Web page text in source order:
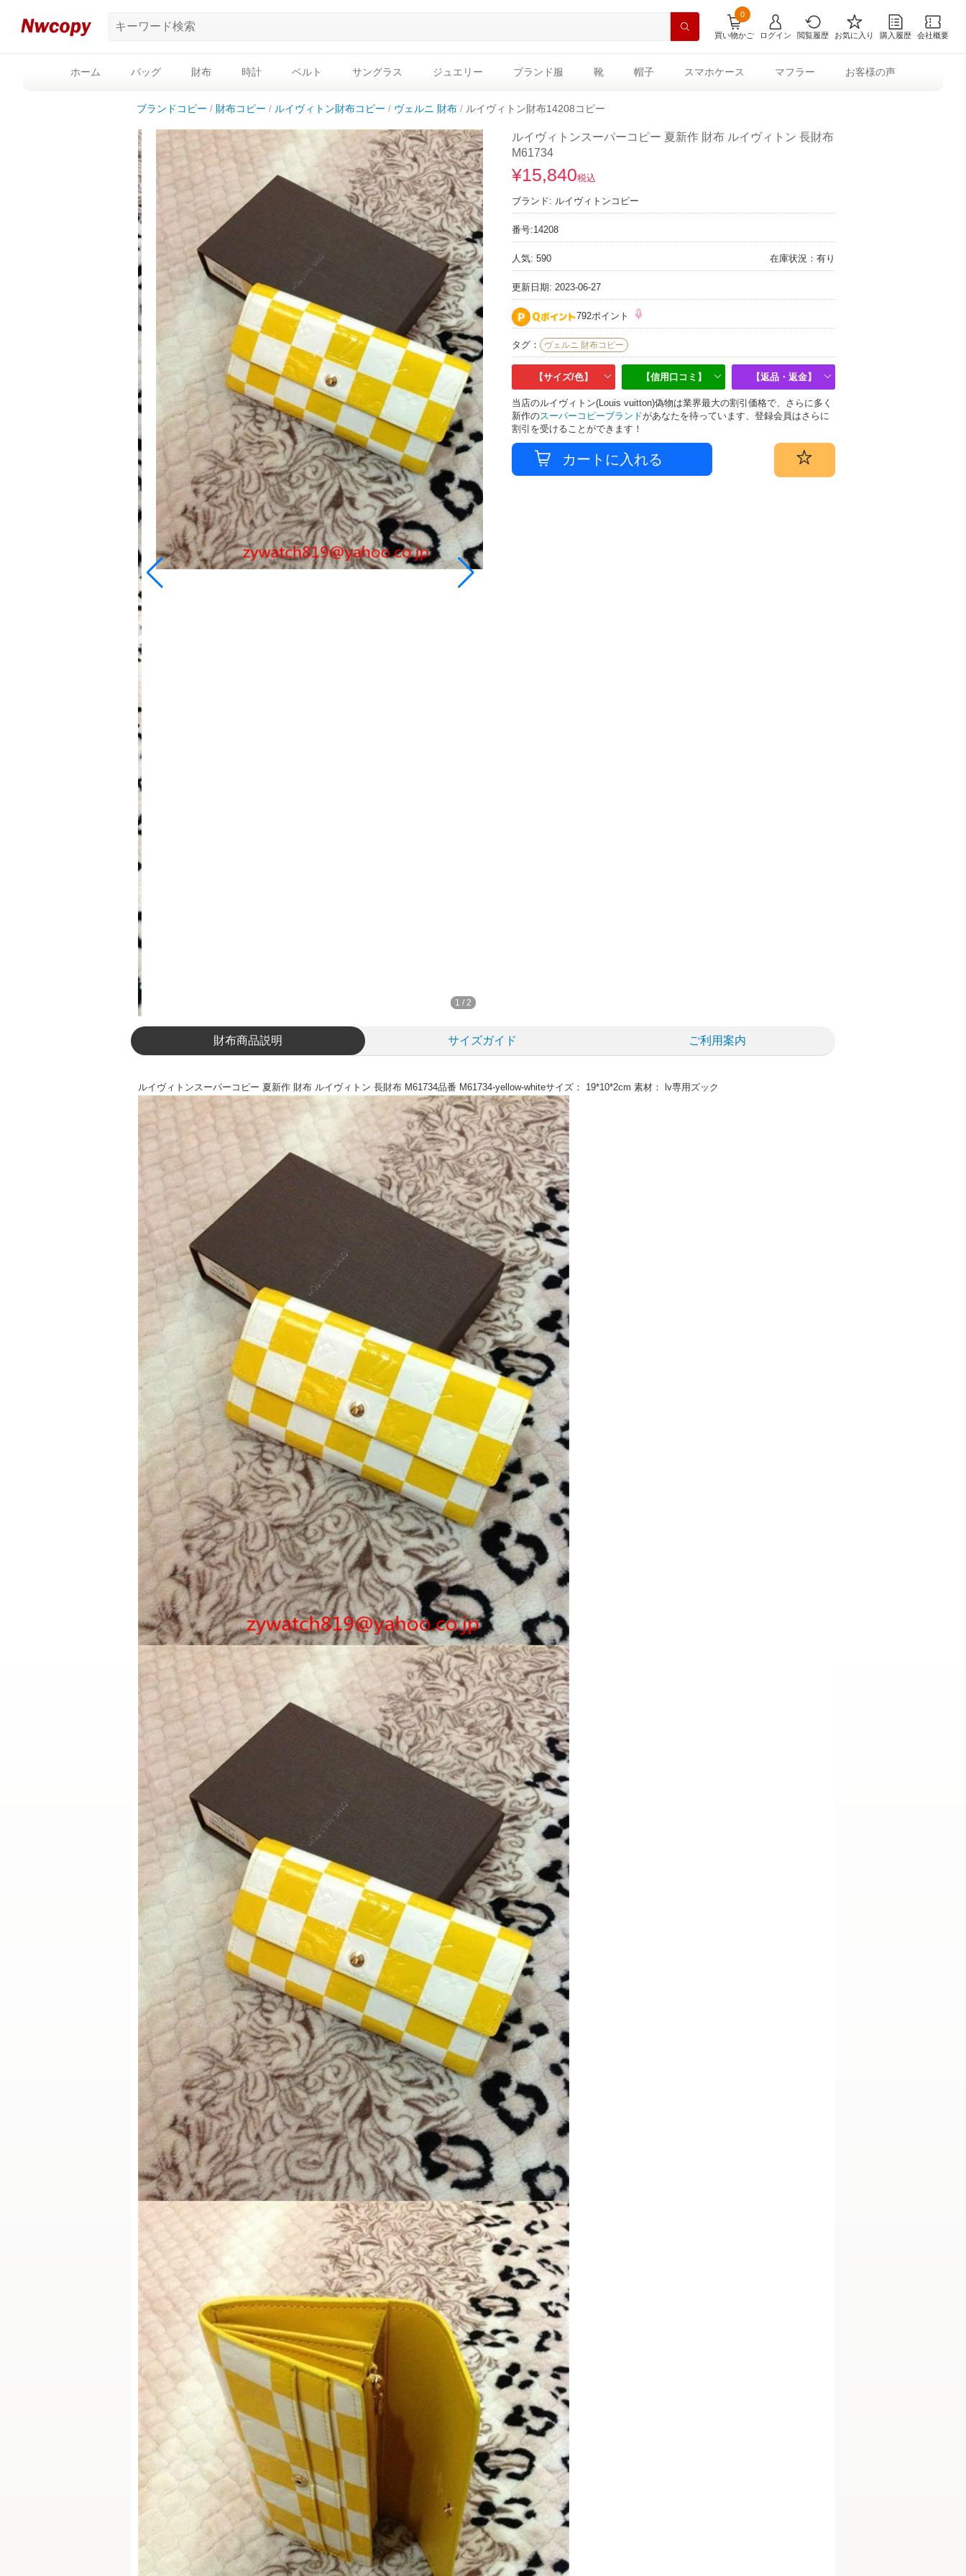
買い物かご
0
ログイン 閲覧履歴 お気に入り 購入履歴 会社概要
ホーム バッグ 財布 時計 ベルト サングラス ジュエリー ブランド服 靴 帽子 スマホケース マフラー お客様の声
ブランドコピー 財布コピー ルイヴィトン財布コピー ヴェルニ 財布 ルイヴィトン財布14208コピー
1 / 2
ルイヴィトンスーパーコピー 夏新作 財布 ルイヴィトン 長財布
M61734
¥15,840税込
ブランド: ルイヴィトンコピー
番号:14208
人気: 590 在庫状況：有り
更新日期: 2023-06-27
792ポイント
タグ： ヴェルニ 財布コピー
【サイズ/色】 【信用口コミ】 【返品・返金】
当店のルイヴィトン(Louis vuitton)偽物は業界最大の割引価格で、さらに多く
新作のスーパーコピーブランドがあなたを待っています、登録会員はさらに
割引を受けることができます！
財布商品説明 サイズガイド ご利用案内
ルイヴィトンスーパーコピー 夏新作 財布 ルイヴィトン 長財布 M61734品番 M61734-yellow-whiteサイズ： 19*10*2cm 素材： lv専用ズック